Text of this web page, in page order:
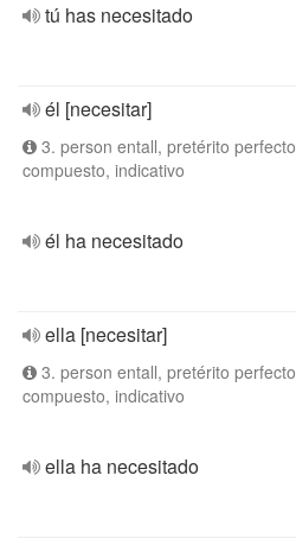
tú has necesitado
él [necesitar]
3. person entall, pretérito perfecto
compuesto, indicativo
él ha necesitado
ella [necesitar]
3. person entall, pretérito perfecto
compuesto, indicativo
ella ha necesitado